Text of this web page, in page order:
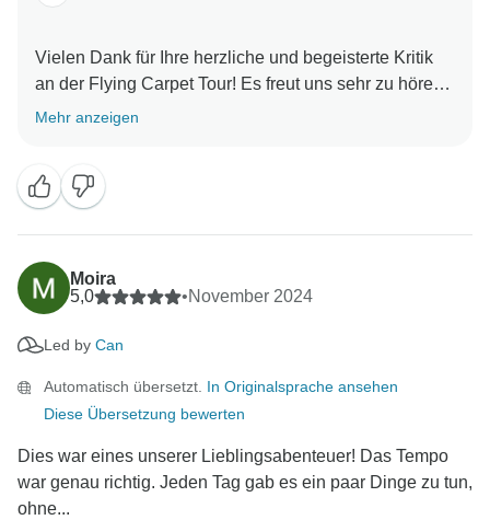
Vielen Dank für Ihre herzliche und begeisterte Kritik
an der Flying Carpet Tour! Es freut uns sehr zu hören,
dass Halils Professionalität, sein Humor und sein
werden Ihre freundlichen Worte sicher weiterleiten.
Auch Dschingis wird sich freuen, dass seine
Bemühungen gewürdigt wurden.
Es ist wunderbar, dass Sie Ihre Reise durch die
Türkiye genossen und dabei so viel gelernt haben. Es
wäre uns eine große Ehre, Sie jederzeit wieder bei
Mehr anzeigen
Moira
5,0
•November 2024
Led by Can
Automatisch übersetzt. In Originalsprache ansehen
Diese Übersetzung bewerten
Dies war eines unserer Lieblingsabenteuer! Das Tempo
war genau richtig. Jeden Tag gab es ein paar Dinge zu tun,
ohne...